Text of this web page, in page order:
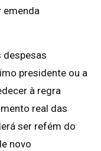
emenda
despesas
presidente ou a
à regra
real das
ser refém do
novo